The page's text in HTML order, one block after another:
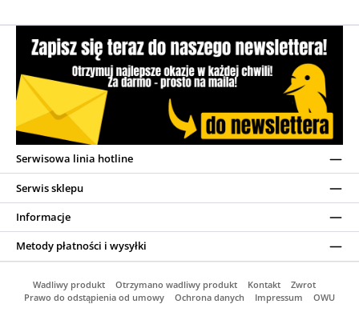
Serwisowa linia hotline
Serwis sklepu
Informacje
Metody płatności i wysyłki
Wadliwy produkt Otrzymano wadliwy produkt Kontakt
Zwrot
Prawo do odstąpienia od umowy
Ochrona danych Impressum
OWU